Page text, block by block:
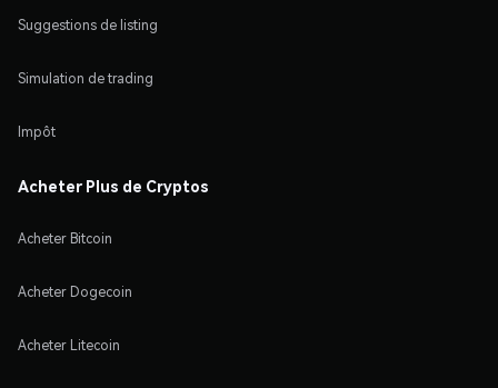
Suggestions de listing
Simulation de trading
Impôt
Acheter Plus de Cryptos
Acheter Bitcoin
Acheter Dogecoin
Acheter Litecoin